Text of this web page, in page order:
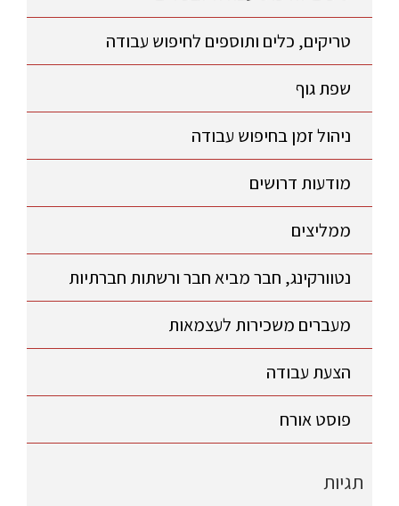
טריקים, כלים ותוספים לחיפוש עבודה
שפת גוף
ניהול זמן בחיפוש עבודה
מודעות דרושים
ממליצים
נטוורקינג, חבר מביא חבר ורשתות חברתיות
מעברים משכירות לעצמאות
הצעת עבודה
פוסט אורח
תגיות